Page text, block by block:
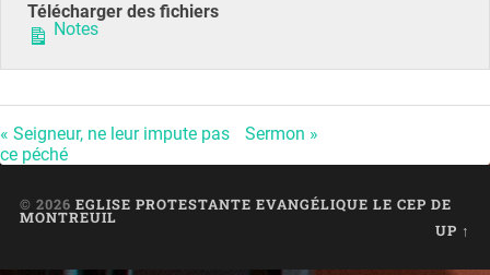
Télécharger des fichiers
Notes
« Seigneur, ne leur impute pas
ce péché
Sermon »
© 2026 EGLISE PROTESTANTE EVANGÉLIQUE LE CEP DE
MONTREUIL
UP ↑